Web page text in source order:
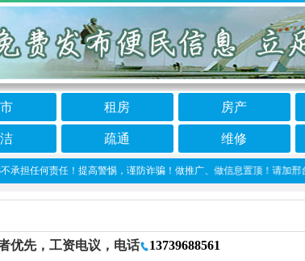
租房 房产
疏通 维修
任何责任！提高警惕，谨防诈骗！做推广、做信息置顶！请加邢台
优先，工资电议，电话
13739688561